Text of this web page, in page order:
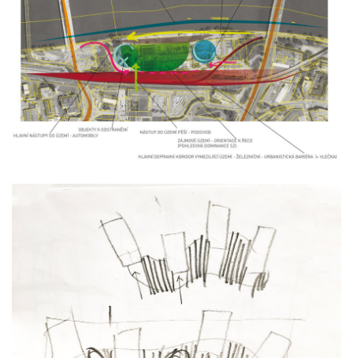
nad krocínkou a
nad krocínkou b